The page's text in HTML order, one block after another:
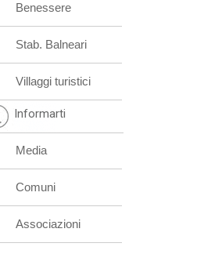
Benessere
Stab. Balneari
Villaggi turistici
Informarti
Media
Comuni
Associazioni